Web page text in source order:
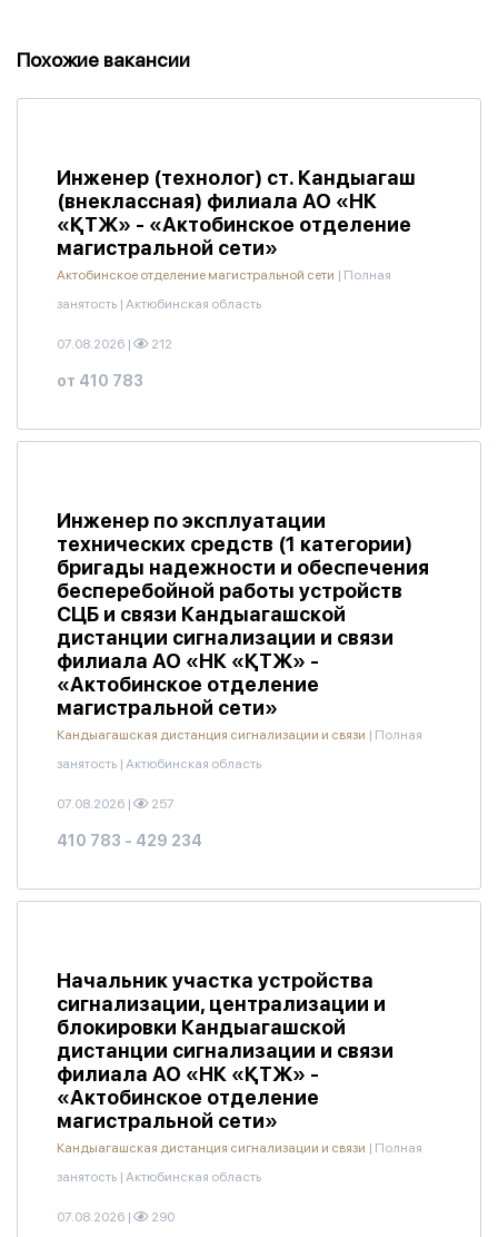
Похожие вакансии
Инженер (технолог) ст. Кандыагаш
(внеклассная) филиала АО «НК
«ҚТЖ» - «Актобинское отделение
магистральной сети»
Актобинское отделение магистральной сети | Полная
занятость | Актюбинская область
07.08.2026 | 212
от 410 783
Инженер по эксплуатации
технических средств (1 категории)
бригады надежности и обеспечения
бесперебойной работы устройств
СЦБ и связи Кандыагашской
дистанции сигнализации и связи
филиала АО «НК «ҚТЖ» -
«Актобинское отделение
магистральной сети»
Кандыагашская дистанция сигнализации и связи | Полная
занятость | Актюбинская область
07.08.2026 | 257
410 783 - 429 234
Начальник участка устройства
сигнализации, централизации и
блокировки Кандыагашской
дистанции сигнализации и связи
филиала АО «НК «ҚТЖ» -
«Актобинское отделение
магистральной сети»
Кандыагашская дистанция сигнализации и связи | Полная
занятость | Актюбинская область
07.08.2026 | 290